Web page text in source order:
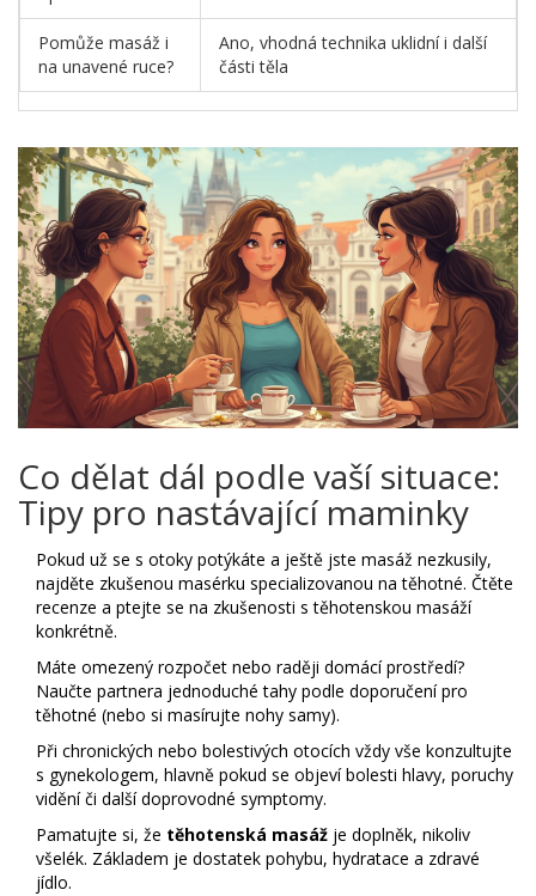
Pomůže masáž i
na unavené ruce?
Ano, vhodná technika uklidní i další
části těla
Co dělat dál podle vaší situace:
Tipy pro nastávající maminky
Pokud už se s otoky potýkáte a ještě jste masáž nezkusily,
najděte zkušenou masérku specializovanou na těhotné. Čtěte
recenze a ptejte se na zkušenosti s těhotenskou masáží
konkrétně.
Máte omezený rozpočet nebo raději domácí prostředí?
Naučte partnera jednoduché tahy podle doporučení pro
těhotné (nebo si masírujte nohy samy).
Při chronických nebo bolestivých otocích vždy vše konzultujte
s gynekologem, hlavně pokud se objeví bolesti hlavy, poruchy
vidění či další doprovodné symptomy.
Pamatujte si, že těhotenská masáž je doplněk, nikoliv
všelék. Základem je dostatek pohybu, hydratace a zdravé
jídlo.